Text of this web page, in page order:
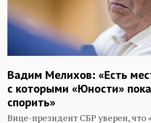
Вадим Мелихов: «Есть
с которыми «Юности»
спорить»
Вице-президент СБР уверен, что